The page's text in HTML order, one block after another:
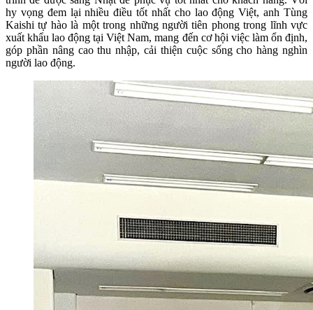
hy vọng đem lại nhiều điều tốt nhất cho lao động Việt, anh Tùng
Kaishi tự hào là một trong những người tiên phong trong lĩnh vực
xuất khẩu lao động tại Việt Nam, mang đến cơ hội việc làm ổn định,
góp phần nâng cao thu nhập, cải thiện cuộc sống cho hàng nghìn
người lao động.